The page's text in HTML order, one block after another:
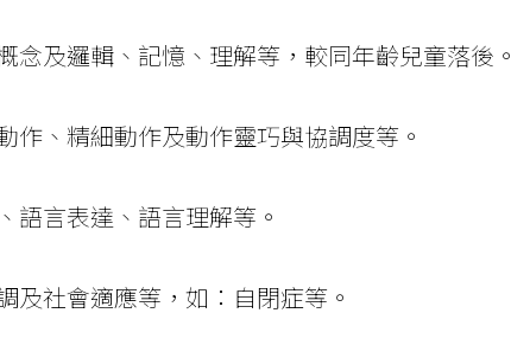
念及邏輯、記憶、理解等，較同年齡兒童落後。
作、精細動作及動作靈巧與協調度等。
語言表達、語言理解等。
及社會適應等，如：自閉症等。